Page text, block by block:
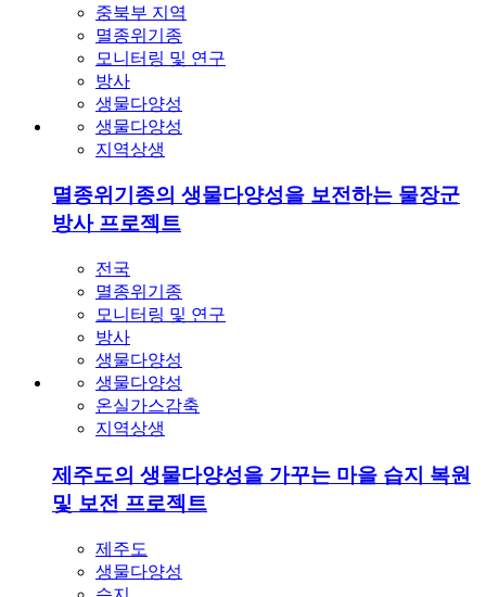
중북부 지역
멸종위기종
모니터링 및 연구
방사
생물다양성
생물다양성
지역상생
멸종위기종의 생물다양성을 보전하는 물장군
방사 프로젝트
전국
멸종위기종
모니터링 및 연구
방사
생물다양성
생물다양성
온실가스감축
지역상생
제주도의 생물다양성을 가꾸는 마을 습지 복원
및 보전 프로젝트
제주도
생물다양성